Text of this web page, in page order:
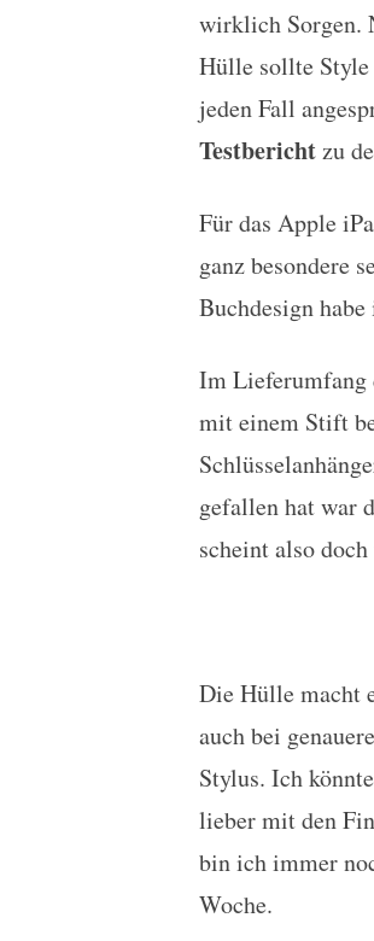
wirklich Sorgen.
Hülle sollte Style
jeden Fall
Testberichtzu
Für das Apple
ganz besondere
Buchdesign
Im Lieferumfang
mit einem Stift
gefallen hat war
scheint also
Die Hülle macht
auch bei
Stylus. Ich
lieber mit den
bin ich immer
Woche.